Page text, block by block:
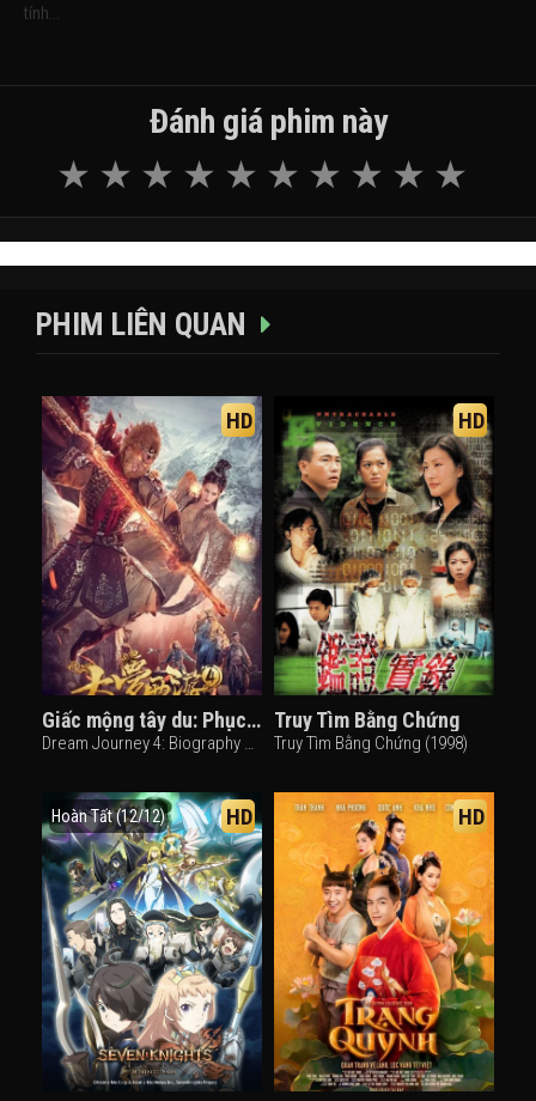
tính...
Đánh giá phim này
PHIM LIÊN QUAN
HD
Giấc mộng tây du: Phục ma ký
Dream Journey 4: Biography of Demon (2018)
HD
Truy Tìm Bằng Chứng
Truy Tìm Bằng Chứng (1998)
Hoàn Tất (12/12) HD HD